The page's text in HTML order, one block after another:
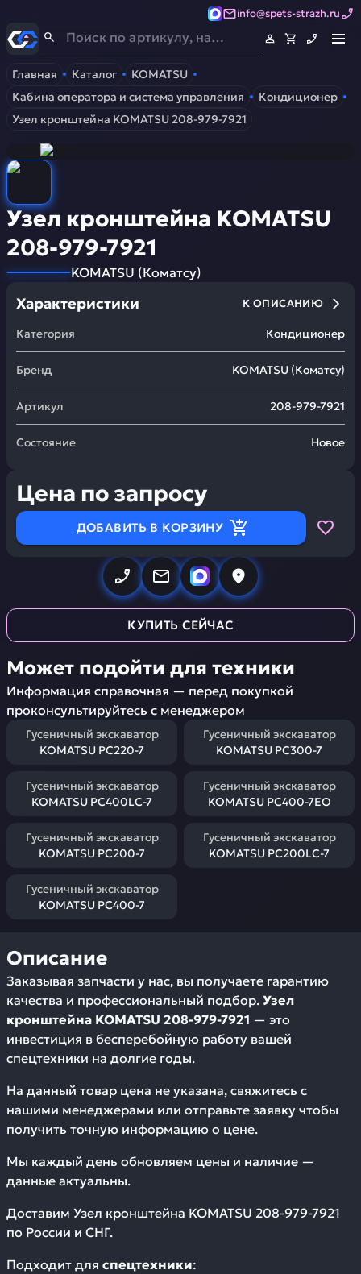
info@spets-strazh.ru
Спец-Страж- Запчасти для спецтехники
Главная Каталог
KOMATSU
Кабина оператора и система управления
Кондиционер
Узел кронштейна KOMATSU 208-979-7921
Узел кронштейна KOMATSU
208-979-7921
KOMATSU (Коматсу)
Характеристики К ОПИСАНИЮ
Категория Кондиционер
Бренд KOMATSU (Коматсу)
Артикул 208-979-7921
Состояние Новое
Цена по запросу
ДОБАВИТЬ В КОРЗИНУ
КУПИТЬ СЕЙЧАС
Может подойти для техники
Информация справочная — перед покупкой
проконсультируйтесь с менеджером
Гусеничный экскаватор
KOMATSU PC220-7
Гусеничный экскаватор
KOMATSU PC300-7
Гусеничный экскаватор
KOMATSU PC400LC-7
Гусеничный экскаватор
KOMATSU PC400-7EO
Гусеничный экскаватор
KOMATSU PC200-7
Гусеничный экскаватор
KOMATSU PC200LC-7
Гусеничный экскаватор
KOMATSU PC400-7
Описание
Заказывая запчасти у нас, вы получаете гарантию
качества и профессиональный подбор. Узел
кронштейна KOMATSU 208-979-7921 — это
инвестиция в бесперебойную работу вашей
спецтехники на долгие годы.
На данный товар цена не указана, свяжитесь с
нашими менеджерами или отправьте заявку чтобы
получить точную информацию о цене.
Мы каждый день обновляем цены и наличие —
данные актуальны.
Доставим Узел кронштейна KOMATSU 208-979-7921
по России и СНГ.
Подходит для спецтехники: